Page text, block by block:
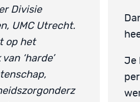
Divisie
UMC Utrecht.
op het
‘harde’
Je